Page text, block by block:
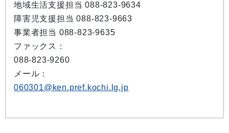
地域生活支援担当 088-823-9634
障害児支援担当 088-823-9663
事業者担当 088-823-9635
ファックス：
088-823-9260
メール：
060301@ken.pref.kochi.lg.jp